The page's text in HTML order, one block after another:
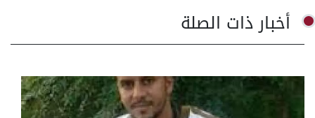
أخبار ذات الصلة